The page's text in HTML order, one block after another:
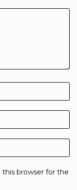
this browser for the